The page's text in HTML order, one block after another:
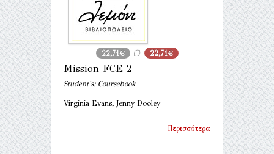
22,71€ 22,71€
Mission FCE 2
Student's: Coursebook
Virginia Evans, Jenny Dooley
Περισσότερα